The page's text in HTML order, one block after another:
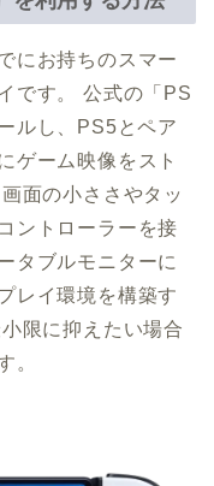
にお持ちのスマー
です。 公式の「PS
ルし、PS5とペア
ゲーム映像をスト
面の小ささやタッ
ントローラーを接
タブルモニターに
レイ環境を構築す
限に抑えたい場合
。